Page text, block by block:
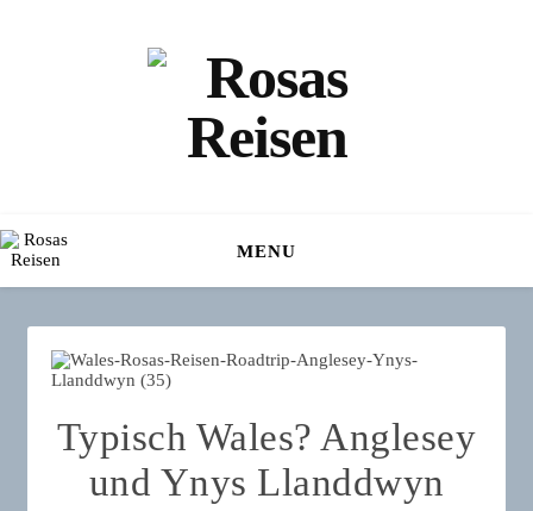
MENU
Typisch Wales? Anglesey
und Ynys Llanddwyn